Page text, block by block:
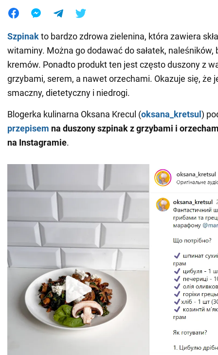
Szpinakto bardzo zdrowa zielenina, która zawiera
witaminy. Można go dodawać do sałatek, naleśników,
kremów. Ponadto produkt ten jest często duszony z
grzybami, serem, a nawet orzechami. Okazuje się, że
smaczny, dietetyczny i niedrogi.
Blogerka kulinarna Oksana Krecul (oksana_kretsul )
przepisem na duszony szpinak z grzybami i
na Instagramie.